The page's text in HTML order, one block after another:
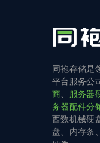
同袍存储是
平台服务公
商、 服务器
务器配件分
西数机械硬
盘、内存条